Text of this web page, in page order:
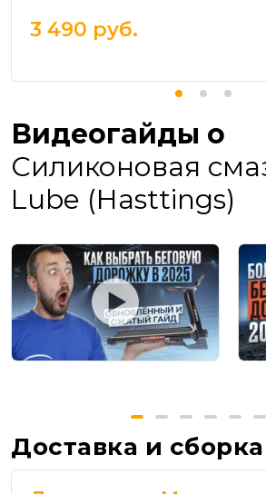
3 490 руб.
Видеогайды о
Силиконовая
Lube (Hasttings)
Доставка и сборка